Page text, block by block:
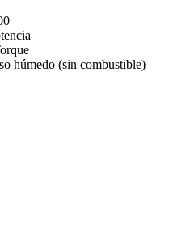
húmedo (sin combustible)